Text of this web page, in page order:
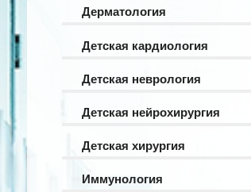
Дерматология
Детская кардиология
Детская неврология
Детская нейрохирургия
Детская хирургия
Иммунология